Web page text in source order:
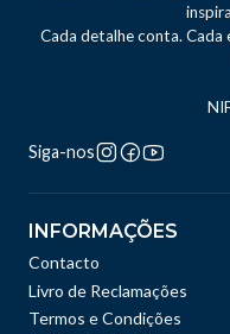
Cada detalhe conta.
Siga-nos
INFORMAÇÕES
Contacto
Livro de Reclamações
Termos e Condições